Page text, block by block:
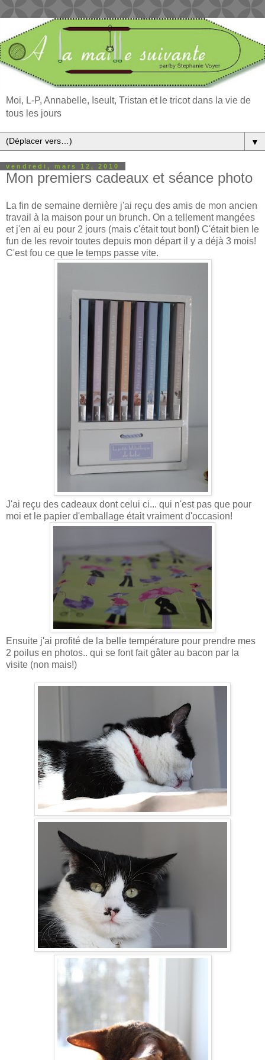
Moi, L-P, Annabelle, Iseult, Tristan et le tricot dans la vie de
tous les jours
▼
vendredi, mars 12, 2010
Mon premiers cadeaux et séance photo
La fin de semaine dernière j'ai reçu des amis de mon ancien
travail à la maison pour un brunch. On a tellement mangées
et j'en ai eu pour 2 jours (mais c'était tout bon!) C'était bien le
fun de les revoir toutes depuis mon départ il y a déjà 3 mois!
C'est fou ce que le temps passe vite.
J'ai reçu des cadeaux dont celui ci... qui n'est pas que pour
moi et le papier d'emballage était vraiment d'occasion!
Ensuite j'ai profité de la belle température pour prendre mes
2 poilus en photos.. qui se font fait gâter au bacon par la
visite (non mais!)